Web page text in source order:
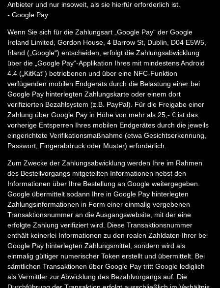
Anbieter und nur insoweit, als sie hierfür erforderlich ist.
- Google Pay
Wenn Sie sich für die Zahlungsart „Google Pay“ der Google
Ireland Limited, Gordon House, 4 Barrow St, Dublin, D04 E5W5,
Irland („Google“) entscheiden, erfolgt die Zahlungsabwicklung
über die „Google Pay“-Applikation Ihres mit mindestens Android
4.4 („KitKat“) betriebenen und über eine NFC-Funktion
verfügenden mobilen Endgeräts durch die Belastung einer bei
Google Pay hinterlegten Zahlungskarte oder einem dort
verifizierten Bezahlsystem (z.B. PayPal). Für die Freigabe einer
Zahlung über Google Pay in Höhe von mehr als 25,- € ist das
vorherige Entsperren Ihres mobilen Endgerätes durch die jeweils
eingerichtete Verifikationsmaßnahme (etwa Gesichtserkennung,
Passwort, Fingerabdruck oder Muster) erforderlich.
Zum Zwecke der Zahlungsabwicklung werden Ihre im Rahmen
des Bestellvorgangs mitgeteilten Informationen nebst den
Informationen über Ihre Bestellung an Google weitergegeben.
Google übermittelt sodann Ihre in Google Pay hinterlegten
Zahlungsinformationen in Form einer einmalig vergebenen
Transaktionsnummer an die Ausgangswebsite, mit der eine
erfolgte Zahlung verifiziert wird. Diese Transaktionsnummer
enthält keinerlei Informationen zu den realen Zahldaten Ihrer bei
Google Pay hinterlegten Zahlungsmittel, sondern wird als
einmalig gültiger numerischer Token erstellt und übermittelt. Bei
sämtlichen Transaktionen über Google Pay tritt Google lediglich
als Vermittler zur Abwicklung des Bezahlvorgangs auf. Die